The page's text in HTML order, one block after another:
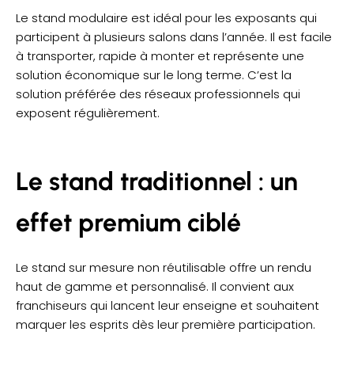
Le stand modulaire est idéal pour les exposants qui
participent à plusieurs salons dans l’année. Il est facile
à transporter, rapide à monter et représente une
solution économique sur le long terme. C’est la
solution préférée des réseaux professionnels qui
exposent régulièrement.
Le stand traditionnel : un
effet premium ciblé
Le stand sur mesure non réutilisable offre un rendu
haut de gamme et personnalisé. Il convient aux
franchiseurs qui lancent leur enseigne et souhaitent
marquer les esprits dès leur première participation.